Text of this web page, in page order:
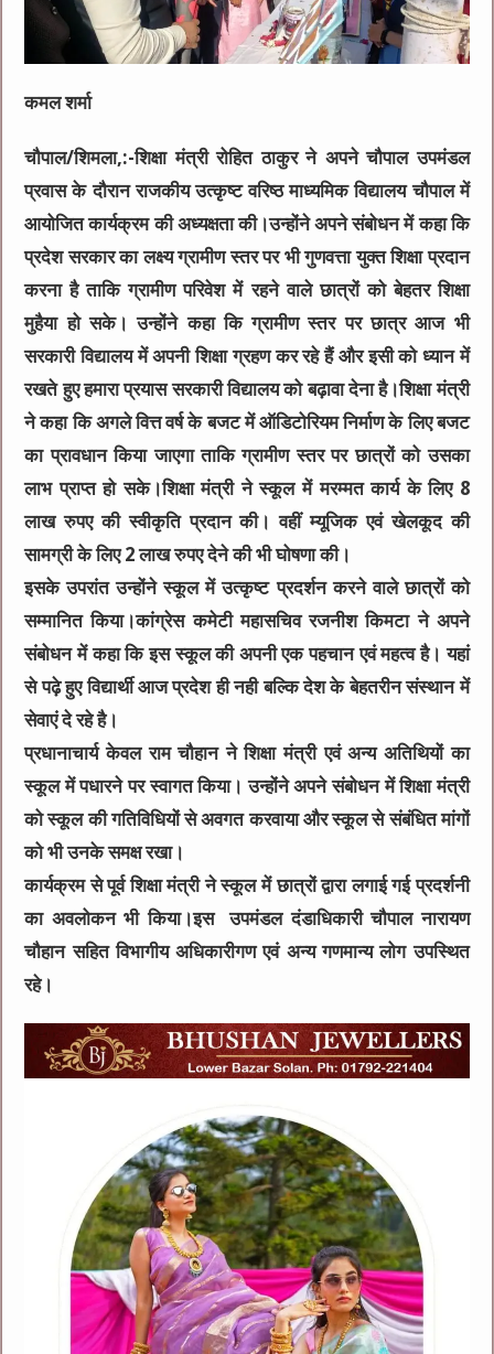
कमल शर्मा
चौपाल/शिमला,:-शिक्षा मंत्री रोहित ठाकुर ने अपने चौपाल उपमंडल
प्रवास के दौरान राजकीय उत्कृष्ट वरिष्ठ माध्यमिक विद्यालय चौपाल में
आयोजित कार्यक्रम की अध्यक्षता की।उन्होंने अपने संबोधन में कहा कि
प्रदेश सरकार का लक्ष्य ग्रामीण स्तर पर भी गुणवत्ता युक्त शिक्षा प्रदान
करना है ताकि ग्रामीण परिवेश में रहने वाले छात्रों को बेहतर शिक्षा
मुहैया हो सके। उन्होंने कहा कि ग्रामीण स्तर पर छात्र आज भी
सरकारी विद्यालय में अपनी शिक्षा ग्रहण कर रहे हैं और इसी को ध्यान में
रखते हुए हमारा प्रयास सरकारी विद्यालय को बढ़ावा देना है।शिक्षा मंत्री
ने कहा कि अगले वित्त वर्ष के बजट में ऑडिटोरियम निर्माण के लिए बजट
का प्रावधान किया जाएगा ताकि ग्रामीण स्तर पर छात्रों को उसका
लाभ प्राप्त हो सके।शिक्षा मंत्री ने स्कूल में मरम्मत कार्य के लिए 8
लाख रुपए की स्वीकृति प्रदान की। वहीं म्यूजिक एवं खेलकूद की
सामग्री के लिए 2 लाख रुपए देने की भी घोषणा की।
इसके उपरांत उन्होंने स्कूल में उत्कृष्ट प्रदर्शन करने वाले छात्रों को
सम्मानित किया।कांग्रेस कमेटी महासचिव रजनीश किमटा ने अपने
संबोधन में कहा कि इस स्कूल की अपनी एक पहचान एवं महत्व है। यहां
से पढ़े हुए विद्यार्थी आज प्रदेश ही नही बल्कि देश के बेहतरीन संस्थान में
सेवाएं दे रहे है।
प्रधानाचार्य केवल राम चौहान ने शिक्षा मंत्री एवं अन्य अतिथियों का
स्कूल में पधारने पर स्वागत किया। उन्होंने अपने संबोधन में शिक्षा मंत्री
को स्कूल की गतिविधियों से अवगत करवाया और स्कूल से संबंधित मांगों
को भी उनके समक्ष रखा।
कार्यक्रम से पूर्व शिक्षा मंत्री ने स्कूल में छात्रों द्वारा लगाई गई प्रदर्शनी
का अवलोकन भी किया।इस उपमंडल दंडाधिकारी चौपाल नारायण
चौहान सहित विभागीय अधिकारीगण एवं अन्य गणमान्य लोग उपस्थित
रहे।